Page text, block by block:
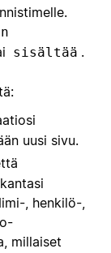
sisältää .
uusi sivu.
, henkilö-,
millaiset